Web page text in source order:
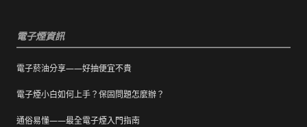
電子煙資訊
電子菸油分享——好抽便宜不貴
電子煙小白如何上手？保固問題怎麼辦？
通俗易懂——最全電子煙入門指南